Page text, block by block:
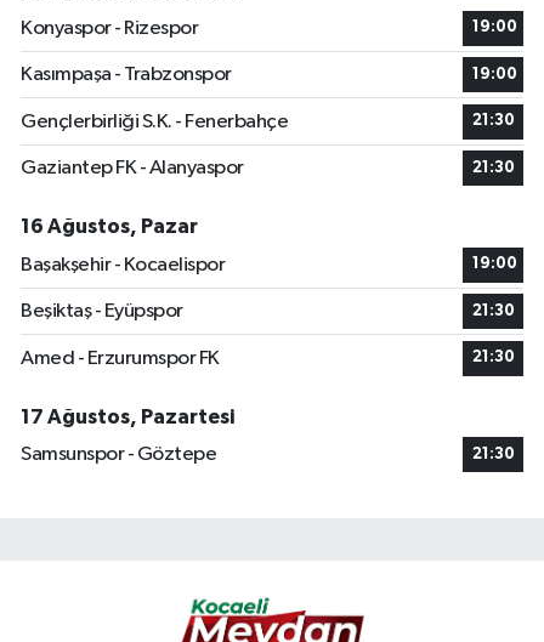
Konyaspor - Rizespor
19:00
Kasımpaşa - Trabzonspor 19:00
Gençlerbirliği S.K. - Fenerbahçe 21:30
Gaziantep FK - Alanyaspor 21:30
16 Ağustos, Pazar
Başakşehir - Kocaelispor
19:00
Beşiktaş - Eyüpspor 21:30
Amed - Erzurumspor FK 21:30
17 Ağustos, Pazartesi
Samsunspor - Göztepe
21:30